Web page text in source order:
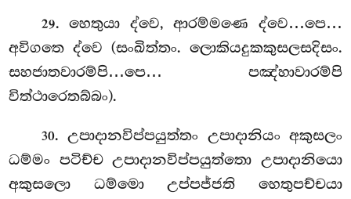
29. හෙතුයා ද්වෙ, ආරම්මණෙ ද්වෙ…පෙ…
අවිගතෙ ද්වෙ (සංඛිත්තං. ලොකියදුකකුසලසදිසං.
සහජාතවාරම්පි…පෙ… පඤ්හාවාරම්පි
විත්ථාරෙතබ්බං).
30. උපාදානවිප්පයුත්තං උපාදානියං අකුසලං
ධම්මං පටිච්ච උපාදානවිප්පයුත්තො උපාදානියො
අකුසලො ධම්මො උප්පජ්ජති හෙතුපච්චයා